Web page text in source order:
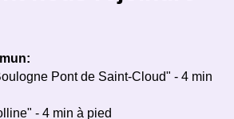
Pont de Saint-Cloud" - 4 min
- 4 min à pied